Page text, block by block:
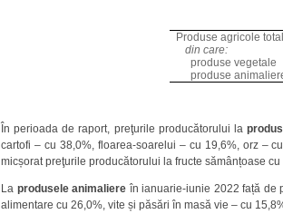
Produse agricole total
din care:
produse vegetale
produse
În perioada de raport, preţurile producătorului la
cartofi – cu 38,0%, floarea-soarelui – cu 19,6%, orz –
micșorat preţurile producătorului la fructe sămânțoase
La produsele animaliere în ianuarie-iunie 2022 față de
alimentare cu 26,0%, vite și păsări în masă vie – cu